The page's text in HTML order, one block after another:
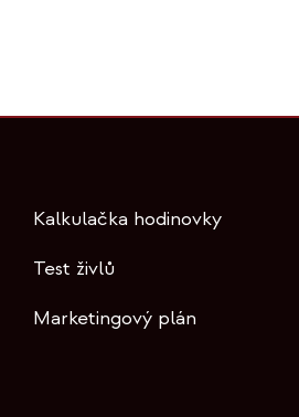
Kalkulačka hodinovky
Test živlů
Marketingový plán